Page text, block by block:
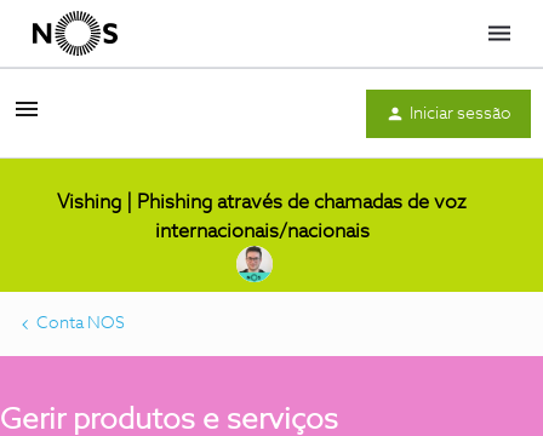
Menu
Iniciar sessão
Vishing | Phishing através de chamadas de voz
internacionais/nacionais
Conta NOS
Gerir produtos e serviços